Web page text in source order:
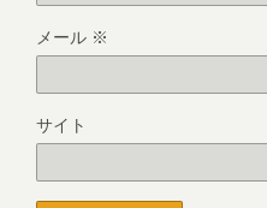
メール ※
サイト